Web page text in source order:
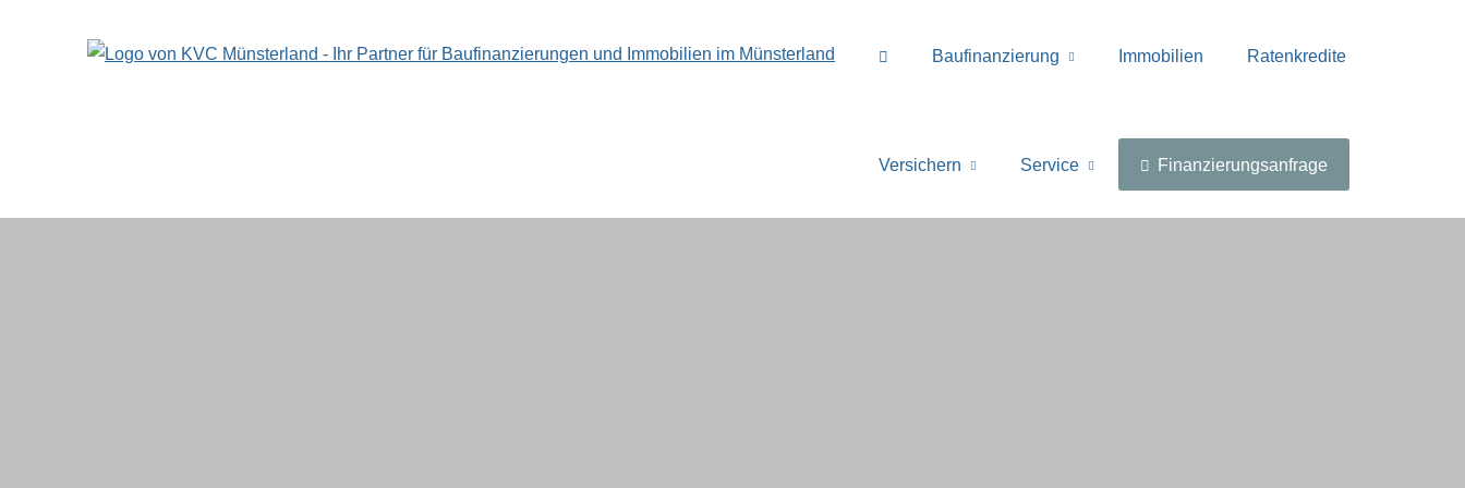
Baufinanzierung Immobilien Ratenkredite
Versichern Service Finanzierungsanfrage